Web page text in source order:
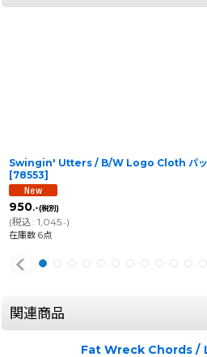
Swingin' Utters / B/W Logo Cloth パ
[78553]
950.-(税別)
(税込: 1,045.-)
在庫数 6点
関連商品
Fat Wreck Chords /